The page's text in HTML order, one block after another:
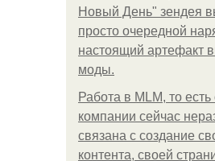
Новый День" зендея
просто очередной
настоящий артефакт
моды.
Работа в MLM, то есть
компании сейчас
связана с создание
контента, своей